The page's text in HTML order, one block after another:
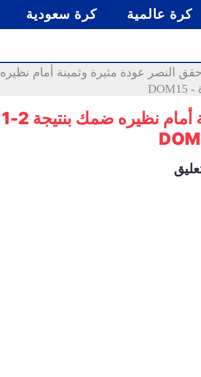
كرة عالمية كرة سعودية
حقق النصر عودة مثيرة وثمينة أمام نظيره
حقق النصر عودة مثيرة وثمينة أمام نظيره ضمك بنتيجة 2-1